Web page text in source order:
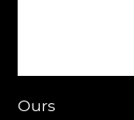
Ours